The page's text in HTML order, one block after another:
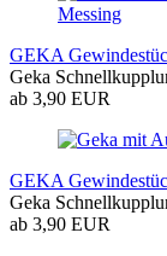
GEKA
Geka
ab 3,90 EUR
GEKA
Geka
ab 3,90 EUR